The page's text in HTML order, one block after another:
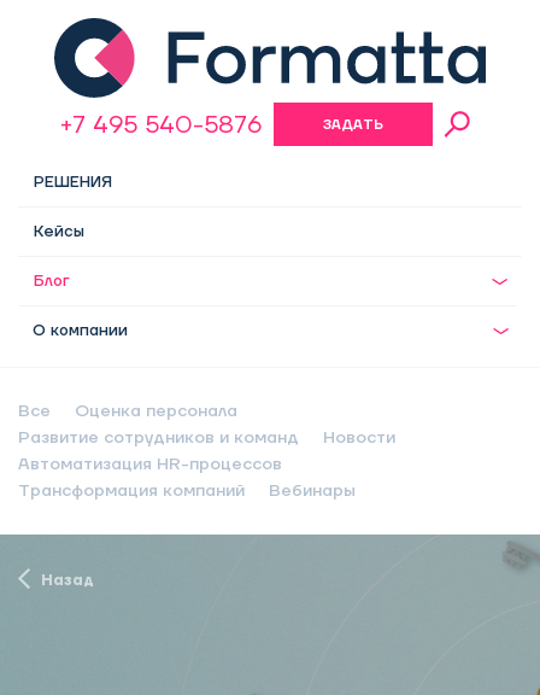
РЕШЕНИЯ
Кейсы
Блог
О компании
+7 495 540-5876 ЗАДАТЬ
Все
Оценка персонала
Развитие сотрудников и команд
Новости
Автоматизация HR-процессов
Трансформация компаний
Вебинары
Назад